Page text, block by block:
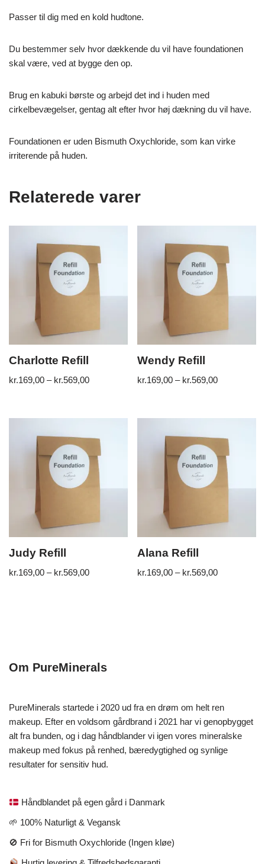
Passer til dig med en kold hudtone.
Du bestemmer selv hvor dækkende du vil have foundationen
skal være, ved at bygge den op.
Brug en kabuki børste og arbejd det ind i huden med
cirkelbevægelser, gentag alt efter hvor høj dækning du vil have.
Foundationen er uden Bismuth Oxychloride, som kan virke
irriterende på huden.
Relaterede varer
Charlotte Refill
kr.169,00 – kr.569,00
Wendy Refill
kr.169,00 – kr.569,00
Judy Refill
kr.169,00 – kr.569,00
Alana Refill
kr.169,00 – kr.569,00
Om PureMinerals
PureMinerals startede i 2020 ud fra en drøm om helt ren
makeup. Efter en voldsom gårdbrand i 2021 har vi genopbygget
alt fra bunden, og i dag håndblander vi igen vores mineralske
makeup med fokus på renhed, bæredygtighed og synlige
resultater for sensitiv hud.
Håndblandet på egen gård i Danmark
🌱 100% Naturligt & Vegansk
🚫 Fri for Bismuth Oxychloride (Ingen kløe)